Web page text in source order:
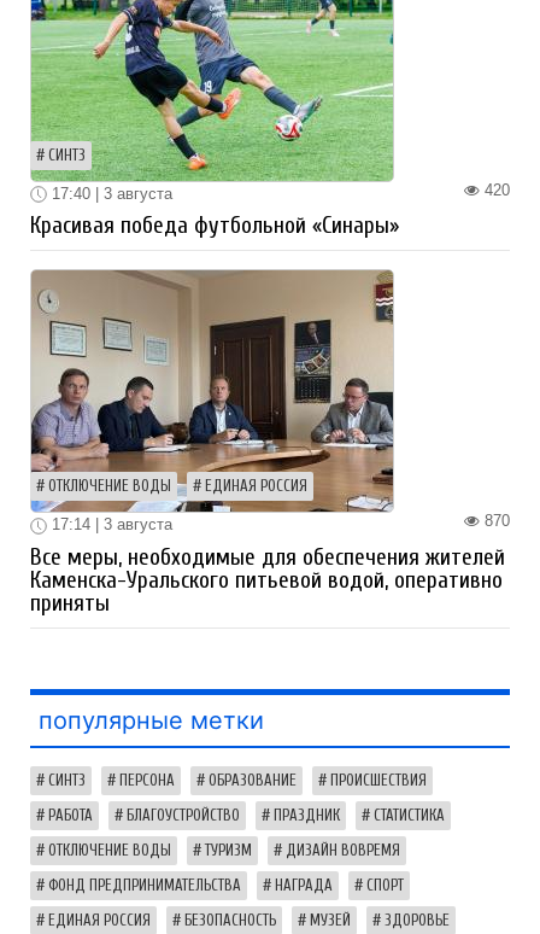
СИНТЗ
420
17:40 | 3 августа
Красивая победа футбольной «Синары»
ОТКЛЮЧЕНИЕ ВОДЫ ЕДИНАЯ РОССИЯ
870
17:14 | 3 августа
Все меры, необходимые для обеспечения жителей
Каменска-Уральского питьевой водой, оперативно
приняты
популярные метки
СИНТЗ ПЕРСОНА ОБРАЗОВАНИЕ ПРОИСШЕСТВИЯ
РАБОТА БЛАГОУСТРОЙСТВО ПРАЗДНИК СТАТИСТИКА
ОТКЛЮЧЕНИЕ ВОДЫ ТУРИЗМ ДИЗАЙН ВОВРЕМЯ
ФОНД ПРЕДПРИНИМАТЕЛЬСТВА НАГРАДА СПОРТ
ЕДИНАЯ РОССИЯ БЕЗОПАСНОСТЬ МУЗЕЙ ЗДОРОВЬЕ